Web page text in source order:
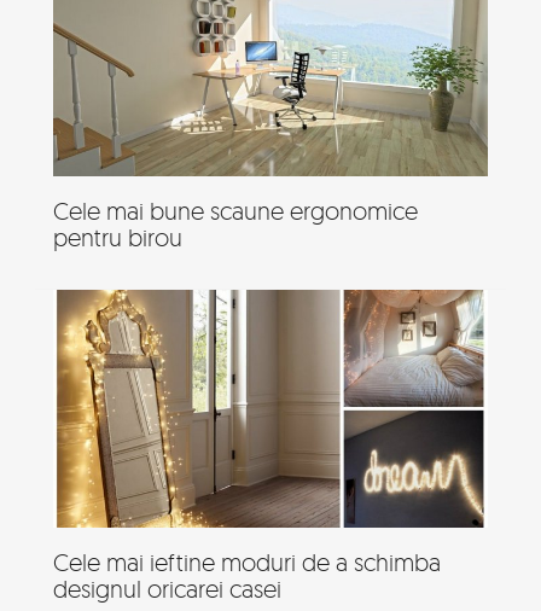
Cele mai bune scaune ergonomice
pentru birou
Cele mai ieftine moduri de a schimba
designul oricarei casei